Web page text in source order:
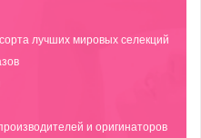
лучших мировых селекций
и оригинаторов